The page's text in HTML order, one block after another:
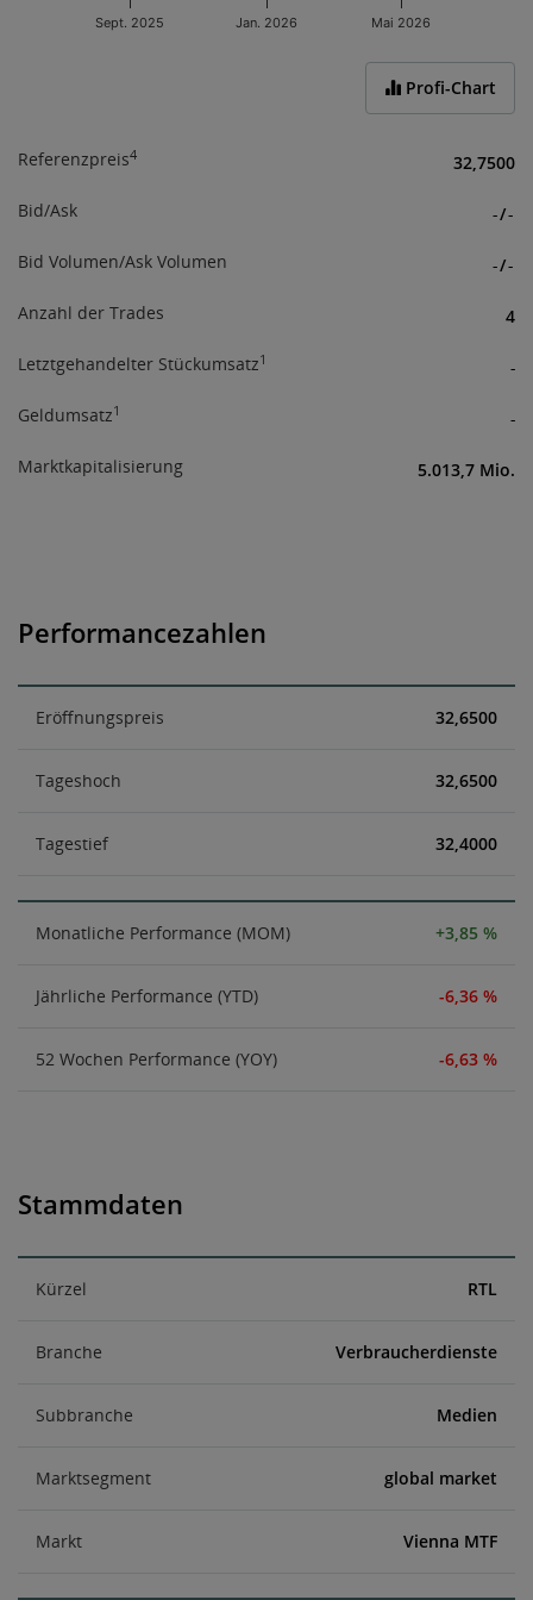
an verfügbaren Informationen für Investoren.
www.wienerborse.at/rechtliches/agb-5-1
) informiert
Sept. 2025 Jan. 2026 Mai 2026
Profi-Chart
Referenzpreis4 32,7500
Bid/Ask -/-
Bid Volumen/Ask Volumen -/-
Anzahl der Trades 4
Letztgehandelter Stückumsatz1 -
Geldumsatz1 -
Marktkapitalisierung 5.013,7 Mio.
Performancezahlen
Eröffnungspreis 32,6500
Tageshoch 32,6500
Tagestief 32,4000
Monatliche Performance (MOM) +3,85 %
Jährliche Performance (YTD) -6,36 %
52 Wochen Performance (YOY) -6,63 %
Stammdaten
Kürzel RTL
Branche Verbraucherdienste
Subbranche Medien
Marktsegment global market
Markt Vienna MTF